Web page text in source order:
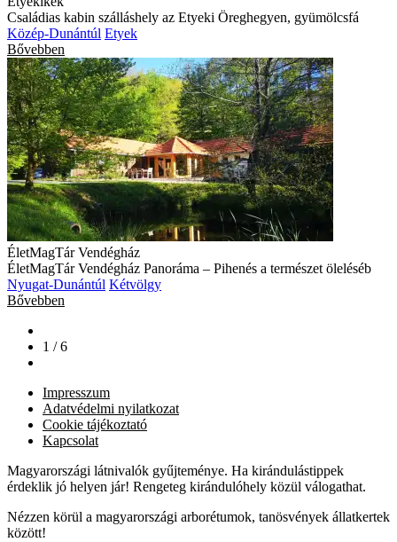
Családias kabin szálláshely az Etyeki Öreghegyen, gyümölcsfá
Közép-Dunántúl Etyek
Bővebben
ÉletMagTár Vendégház
ÉletMagTár Vendégház Panoráma – Pihenés a természet öleléséb
Nyugat-Dunántúl Kétvölgy
Bővebben
1 / 6
Impresszum
Adatvédelmi nyilatkozat
Cookie tájékoztató
Kapcsolat
Magyarországi látnivalók gyűjteménye. Ha kirándulástippek
érdeklik jó helyen jár! Rengeteg kirándulóhely közül válogathat.
Nézzen körül a magyarországi arborétumok, tanösvények állatkertek
között!